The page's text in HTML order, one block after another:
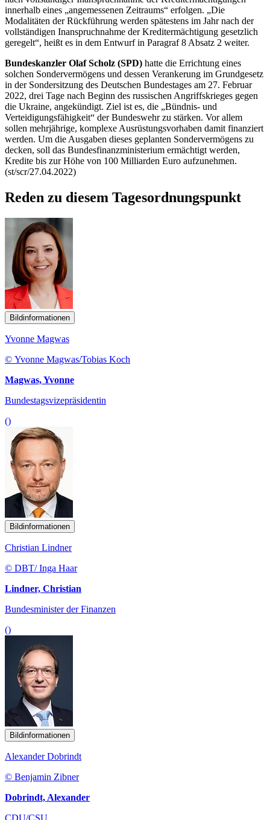
innerhalb eines „angemessenen Zeitraums“ erfolgen. „Die
Modalitäten der Rückführung werden spätestens im Jahr nach der
vollständigen Inanspruchnahme der Kreditermächtigung gesetzlich
geregelt“, heißt es in dem Entwurf in Paragraf 8 Absatz 2 weiter.
Bundeskanzler Olaf Scholz (SPD) hatte die Errichtung eines
solchen Sondervermögens und dessen Verankerung im Grundgesetz
in der Sondersitzung des Deutschen Bundestages am 27. Februar
2022, drei Tage nach Beginn des russischen Angriffskrieges gegen
die Ukraine, angekündigt. Ziel ist es, die „Bündnis- und
Verteidigungsfähigkeit“ der Bundeswehr zu stärken. Vor allem
sollen mehrjährige, komplexe Ausrüstungsvorhaben damit finanziert
werden. Um die Ausgaben dieses geplanten Sondervermögens zu
decken, soll das Bundesfinanzministerium ermächtigt werden,
Kredite bis zur Höhe von 100 Milliarden Euro aufzunehmen.
(st/scr/27.04.2022)
Reden zu diesem Tagesordnungspunkt
Bildinformationen
Yvonne Magwas
© Yvonne Magwas/Tobias Koch
Magwas, Yvonne
Bundestagsvizepräsidentin
()
Bildinformationen
Christian Lindner
© DBT/ Inga Haar
Lindner, Christian
Bundesminister der Finanzen
()
Bildinformationen
Alexander Dobrindt
© Benjamin Zibner
Dobrindt, Alexander